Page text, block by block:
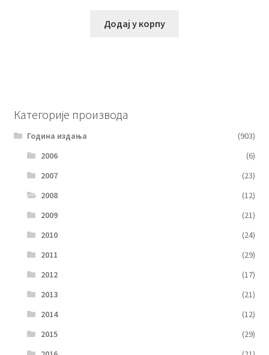
Додај у корпу
Категорије производа
Година издања
(903)
2006
(6)
2007
(23)
2008
(12)
2009
(21)
2010
(24)
2011
(29)
2012
(17)
2013
(21)
2014
(12)
2015
(29)